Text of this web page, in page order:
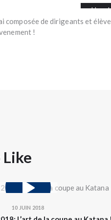
composée de dirigeants et
!
Like
10 JUIN 2018